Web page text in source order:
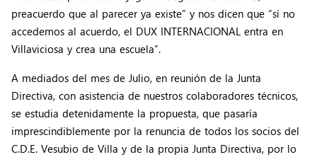
preacuerdo que al parecer ya existe” y nos dicen que “sí no
accedemos al acuerdo, el DUX INTERNACIONAL entra en
Villaviciosa y crea una escuela”.
A mediados del mes de Julio, en reunión de la Junta
Directiva, con asistencia de nuestros colaboradores técnicos,
se estudia detenidamente la propuesta, que pasaría
imprescindiblemente por la renuncia de todos los socios del
C.D.E. Vesubio de Villa y de la propia Junta Directiva, por lo